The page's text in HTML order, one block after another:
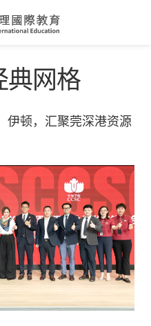
典网格
伊顿，汇聚莞深港资源